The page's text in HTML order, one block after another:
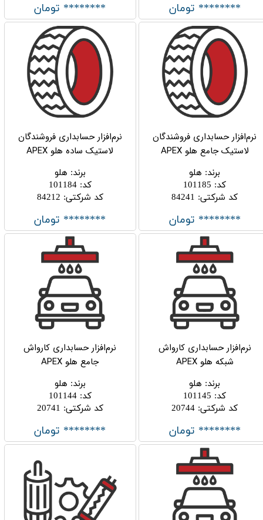
******** تومان ******** تومان
نرم‌افزار حسابداری فروشندگان
لاستیک جامع هلو APEX
برند: هلو
کد:
101185
کد شرکتی:
84241
******** تومان
نرم‌افزار حسابداری فروشندگان
لاستیک ساده هلو APEX
برند: هلو
کد:
101184
کد شرکتی:
84212
******** تومان
نرم‌افزار حسابداری کارواش
شبکه هلو APEX
برند: هلو
کد:
101145
کد شرکتی:
20744
******** تومان
نرم‌افزار حسابداری کارواش
جامع هلو APEX
برند: هلو
کد:
101144
کد شرکتی:
20741
******** تومان